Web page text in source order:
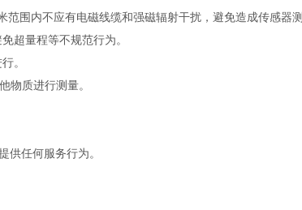
内不应有电磁线缆和强磁辐射干扰，避免造成传感器测
量程等不规范行为。
。
质进行测量。
任何服务行为。